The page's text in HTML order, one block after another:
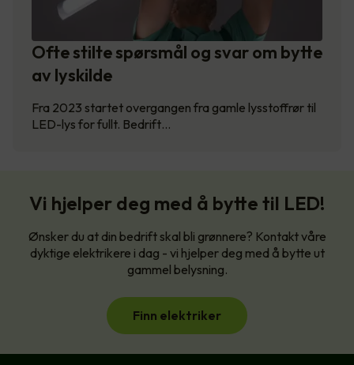
Ofte stilte spørsmål og svar om bytte
av lyskilde
Fra 2023 startet overgangen fra gamle lysstoffrør til
LED-lys for fullt. Bedrift…
Vi hjelper deg med å bytte til LED!
Ønsker du at din bedrift skal bli grønnere? Kontakt våre
dyktige elektrikere i dag - vi hjelper deg med å bytte ut
gammel belysning.
Finn elektriker